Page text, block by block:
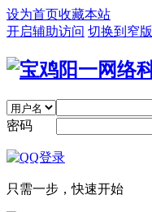
设为首页收藏本站
开启辅助访问 切换到窄版
密码
只需一步，快速开始